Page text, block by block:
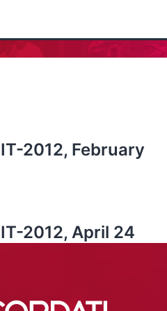
2012, February
2012, April 24